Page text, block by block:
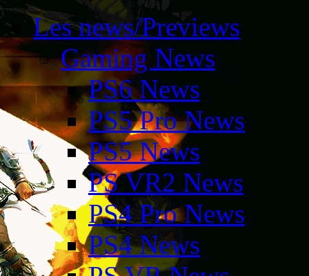
Les news/Previews
Gaming News
PS6 News
PS5 Pro News
PS5 News
PS VR2 News
PS4 Pro News
PS4 News